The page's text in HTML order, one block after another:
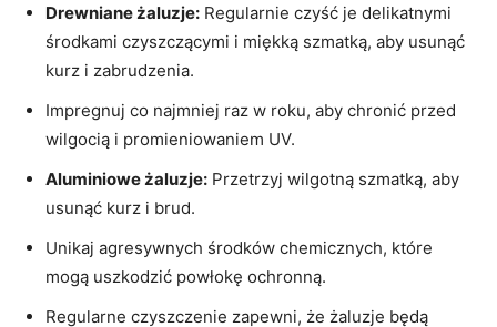
Drewniane żaluzje: Regularnie czyść je delikatnymi
środkami czyszczącymi i miękką szmatką, aby usunąć
kurz i zabrudzenia.
Impregnuj co najmniej raz w roku, aby chronić przed
wilgocią i promieniowaniem UV.
Aluminiowe żaluzje: Przetrzyj wilgotną szmatką, aby
usunąć kurz i brud.
Unikaj agresywnych środków chemicznych, które
mogą uszkodzić powłokę ochronną.
Regularne czyszczenie zapewni, że żaluzje będą